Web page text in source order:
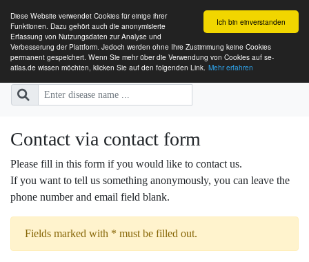
Ich bin einverstanden
Diese Website verwendet Cookies für einige ihrer
Funktionen. Dazu gehört auch die anonymisierte
Erfassung von Nutzungsdaten zur Analyse und
Verbesserung der Plattform. Jedoch werden ohne Ihre Zustimmung keine Cookies
permanent gespeichert. Wenn Sie mehr über die Verwendung von Cookies auf se-
atlas.de wissen möchten, klicken Sie auf den folgenden Link. Mehr erfahren
SE-ATLAS
Mapping of Health Care Providers
for People with Rare Diseases
Contact via contact form
Please fill in this form if you would like to contact us.
If you want to tell us something anonymously, you can leave the
phone number and email field blank.
Fields marked with * must be filled out.